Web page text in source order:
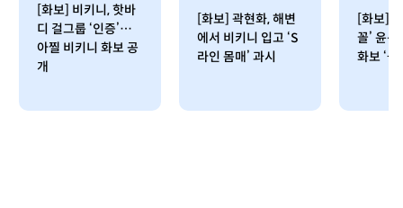
[화보] 비키니, 핫바
디 걸그룹 ‘인증’…
아찔 비키니 화보 공
개
[화보] 곽현화, 해변
에서 비키니 입고 ‘S
라인 몸매’ 과시
[화보] ‘
꼴’ 윤
화보 ‘볼